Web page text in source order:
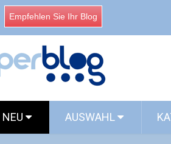
Empfehlen Sie Ihr Blog
NEU AUSWAHL